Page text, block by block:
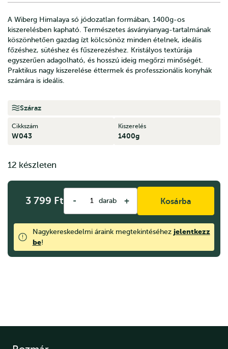
A Wiberg Himalaya só jódozatlan formában, 1400g-os
kiszerelésben kapható. Természetes ásványianyag-tartalmának
köszönhetően gazdag ízt kölcsönöz minden ételnek, ideális
főzéshez, sütéshez és fűszerezéshez. Kristályos textúrája
egyszerűen adagolható, és hosszú ideig megőrzi minőségét.
Praktikus nagy kiszerelése éttermek és professzionális konyhák
számára is ideális.
Száraz
Cikkszám
W043
Kiszerelés
1400g
12 készleten
3 799 Ft - darab + Kosárba
Nagykereskedelmi áraink megtekintéséhez jelentkezz
be!